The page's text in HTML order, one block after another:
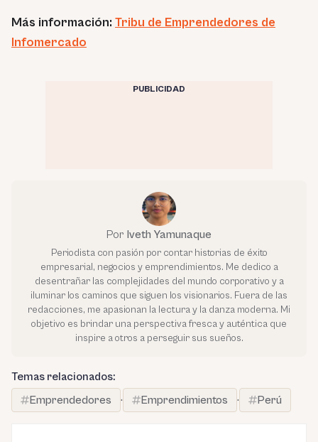
Más información: Tribu de Emprendedores de
Infomercado
PUBLICIDAD
Por Iveth Yamunaque
Periodista con pasión por contar historias de éxito
empresarial, negocios y emprendimientos. Me dedico a
desentrañar las complejidades del mundo corporativo y a
iluminar los caminos que siguen los visionarios. Fuera de las
redacciones, me apasionan la lectura y la danza moderna. Mi
objetivo es brindar una perspectiva fresca y auténtica que
inspire a otros a perseguir sus sueños.
Temas relacionados:
Emprendedores
· Emprendimientos · Perú